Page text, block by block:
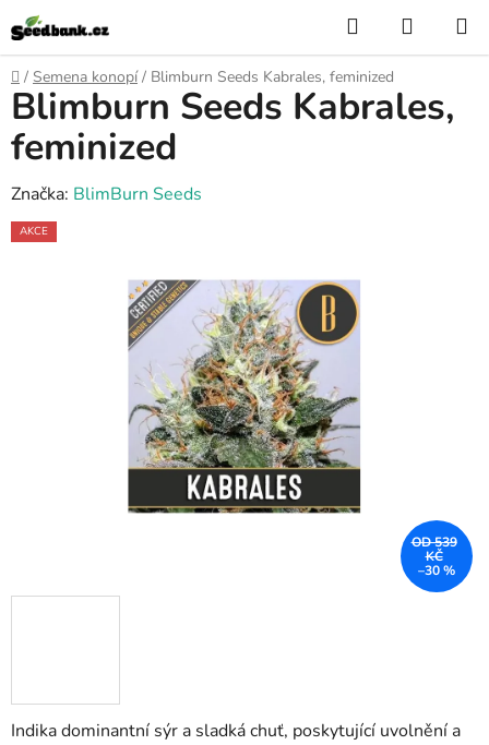
Přejít
na
obsah
Hledat
KOŠÍK
Domů
/ Semena konopí / Blimburn Seeds Kabrales, feminized
Indika dominantní sýr a sladká chuť, poskytující uvolnění a
Blimburn Seeds Kabrales,
feminized
Značka: BlimBurn Seeds
AKCE
OD 539
KČ
–30 %